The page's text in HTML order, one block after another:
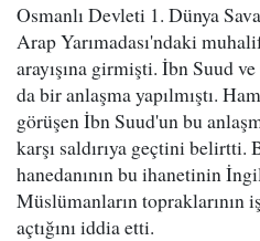
Osmanlı Devleti 1. Dünya
Arap Yarımadası'ndaki
arayışına girmişti. İbn Suud
da bir anlaşma yapılmıştı.
görüşen İbn Suud'un bu
karşı saldırıya geçtini belirtti.
hanedanının bu ihanetinin
Müslümanların topraklarının
açtığını iddia etti.